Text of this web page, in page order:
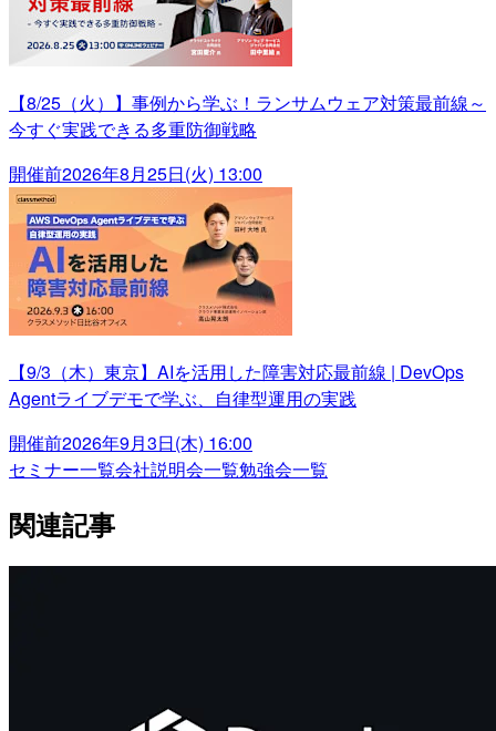
【8/25（火）】事例から学ぶ！ランサムウェア対策最前線～
今すぐ実践できる多重防御戦略
開催前2026年8月25日(火) 13:00
【9/3（木）東京】AIを活用した障害対応最前線 | DevOps
Agentライブデモで学ぶ、自律型運用の実践
開催前2026年9月3日(木) 16:00
セミナー一覧会社説明会一覧勉強会一覧
関連記事